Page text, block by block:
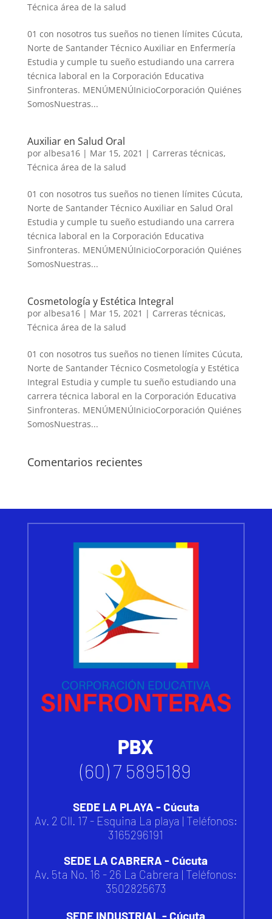
Técnica área de la salud
01 con nosotros tus sueños no tienen límites Cúcuta,
Norte de Santander Técnico Auxiliar en Enfermería
Estudia y cumple tu sueño estudiando una carrera
técnica laboral en la Corporación Educativa
Sinfronteras. MENÚMENÚInicioCorporación Quiénes
SomosNuestras...
Auxiliar en Salud Oral
por albesa16| Mar 15, 2021 | Carreras técnicas,
Técnica área de la salud
01 con nosotros tus sueños no tienen límites Cúcuta,
Norte de Santander Técnico Auxiliar en Salud Oral
Estudia y cumple tu sueño estudiando una carrera
técnica laboral en la Corporación Educativa
Sinfronteras. MENÚMENÚInicioCorporación Quiénes
SomosNuestras...
Cosmetología y Estética Integral
por albesa16| Mar 15, 2021 | Carreras técnicas,
Técnica área de la salud
01 con nosotros tus sueños no tienen límites Cúcuta,
Norte de Santander Técnico Cosmetología y Estética
Integral Estudia y cumple tu sueño estudiando una
carrera técnica laboral en la Corporación Educativa
Sinfronteras. MENÚMENÚInicioCorporación Quiénes
SomosNuestras...
Comentarios recientes
PBX
(60) 7 5895189
SEDE LA PLAYA - Cúcuta
Av. 2 Cll. 17 - Esquina La playa | Teléfonos:
3165296191
SEDE LA CABRERA - Cúcuta
Av. 5ta No. 16 - 26 La Cabrera | Teléfonos:
3502825673
SEDE INDUSTRIAL - Cúcuta